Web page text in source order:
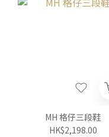
MH 格仔三段鞋
HK$2,198.00